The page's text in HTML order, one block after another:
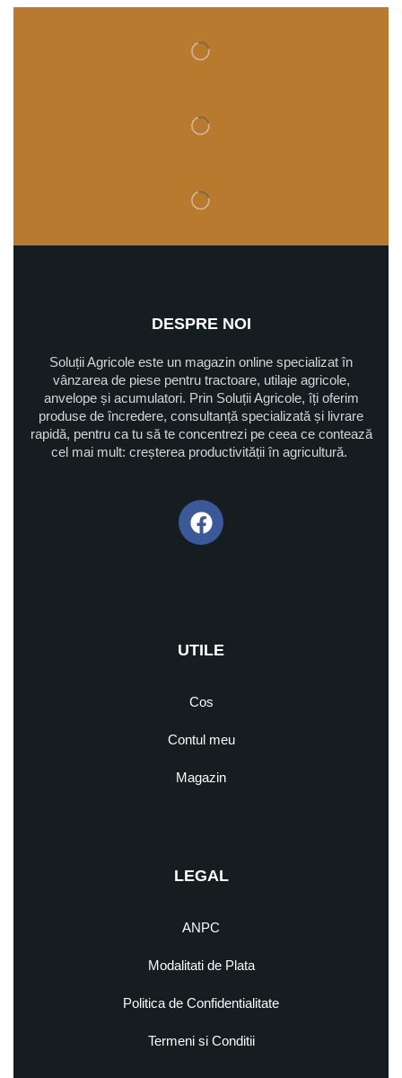
DESPRE NOI
Soluții Agricole este un magazin online specializat în
vânzarea de piese pentru tractoare, utilaje agricole,
anvelope și acumulatori. Prin Soluții Agricole, îți oferim
produse de încredere, consultanță specializată și livrare
rapidă, pentru ca tu să te concentrezi pe ceea ce contează
cel mai mult: creșterea productivității în agricultură.
UTILE
Cos
Contul meu
Magazin
LEGAL
ANPC
Modalitati de Plata
Politica de Confidentialitate
Termeni si Conditii